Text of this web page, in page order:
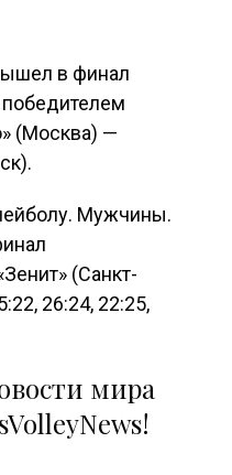
в финал
победителем
(Москва) —
Мужчины.
(Санкт-
26:24, 22:25,
мира